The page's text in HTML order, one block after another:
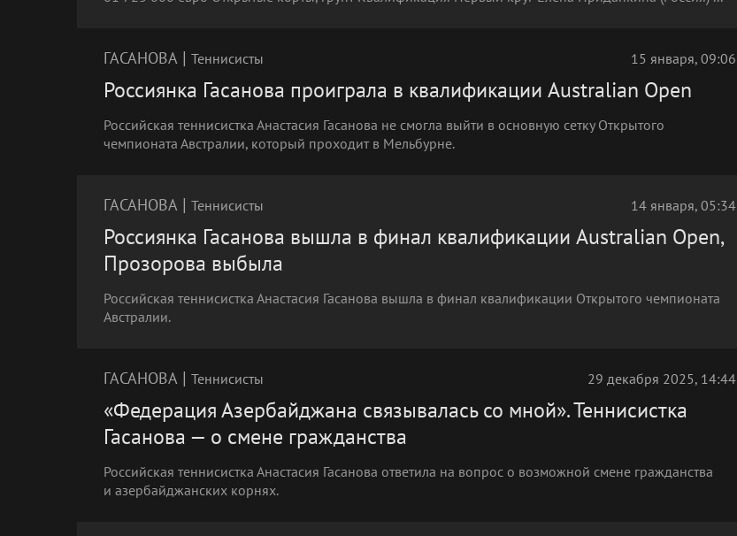
ГАСАНОВА | Теннисисты 15 января, 09:06
Россиянка Гасанова проиграла в квалификации Australian Open
Российская теннисистка Анастасия Гасанова не смогла выйти в основную сетку Открытого
чемпионата Австралии, который проходит в Мельбурне.
ГАСАНОВА | Теннисисты 14 января, 05:34
Россиянка Гасанова вышла в финал квалификации Australian Open,
Прозорова выбыла
Российская теннисистка Анастасия Гасанова вышла в финал квалификации Открытого чемпионата
Австралии.
ГАСАНОВА | Теннисисты 29 декабря 2025, 14:44
«Федерация Азербайджана связывалась со мной». Теннисистка
Гасанова — о смене гражданства
Российская теннисистка Анастасия Гасанова ответила на вопрос о возможной смене гражданства
и азербайджанских корнях.